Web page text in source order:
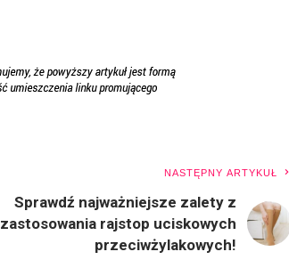
NASTĘPNY ARTYKUŁ
Sprawdź najważniejsze zalety z
zastosowania rajstop uciskowych
przeciwżylakowych!